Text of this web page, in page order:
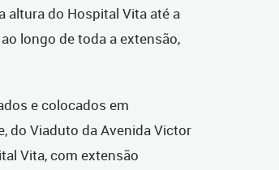
altura do Hospital Vita até a
longo de toda a extensão,
e colocados em
do Viaduto da Avenida Victor
Vita, com extensão